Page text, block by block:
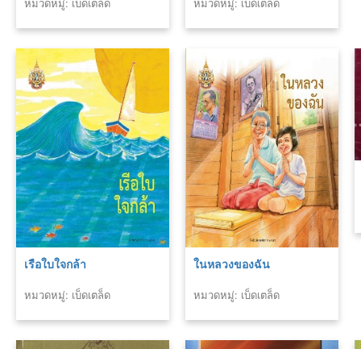
เรือใบใจกล้า
หมวดหมู่: เบ็ดเตล็ด
ในหลวงของฉัน
หมวดหมู่: เบ็ดเตล็ด